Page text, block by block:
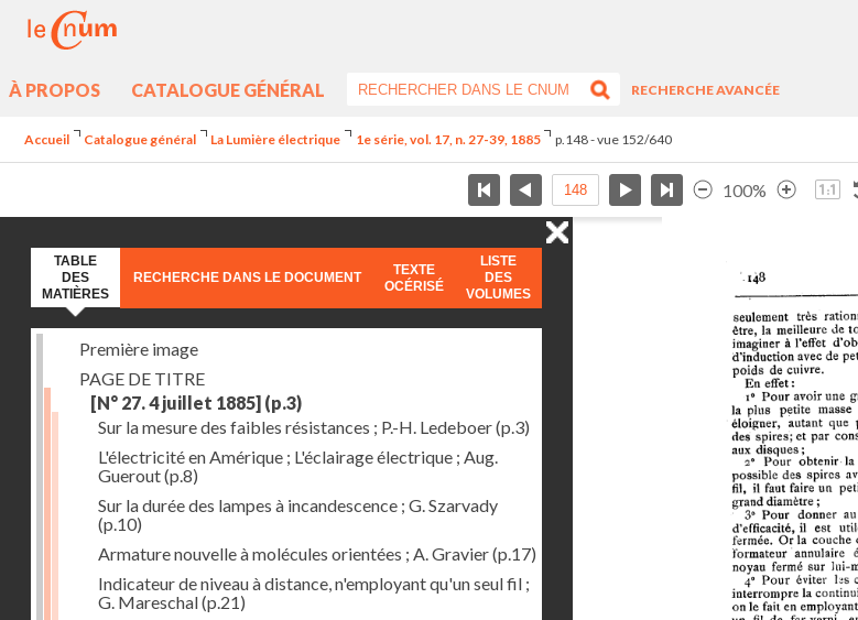
À PROPOS CATALOGUE GÉNÉRAL
RECHERCHE AVANCÉE
Accueil Catalogue général La Lumière électrique 1e série, vol. 17, n. 27-39, 1885 p.148 - vue 152/640
100%
TABLE
DES
MATIÈRES
RECHERCHE DANS LE DOCUMENT
TEXTE
OCÉRISÉ
LISTE
DES
VOLUMES
Première image
PAGE DE TITRE
[N° 27. 4 juillet 1885] (p.3)
Sur la mesure des faibles résistances ; P.-H. Ledeboer(p.3)
L'électricité en Amérique ; L'éclairage électrique ; Aug.
Guerout(p.8)
Sur la durée des lampes à incandescence ; G. Szarvady
(p.10)
Armature nouvelle à molécules orientées ; A. Gravier(p.17)
Indicateur de niveau à distance, n'employant qu'un seul fil ;
G. Mareschal(p.21)